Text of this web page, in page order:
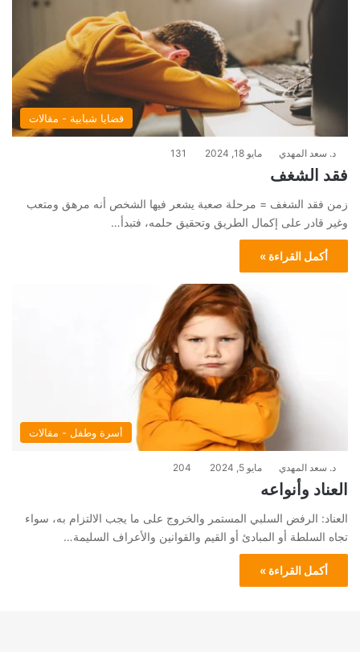
قضايا شبابية - مقالات
د. سعد المهدي مايو 18, 2024 131
فقد الشغف
زمن فقد الشغف = مرحلة صعبة يشعر فيها الشخص أنه مرهق ومتعب
وغير قادر على إكمال الطريق وتحقيق حلمه، فتبدأ…
أكمل القراءة »
أسرة وطفل - مقالات
د. سعد المهدي مايو 5, 2024 204
العناد وأنواعه
العناد: الرفض السلبي المستمر والخروج على ما يجب الالتزام به، سواء
تجاه السلطة أو المبادئ أو القيم والقوانين والأعراف السليمة…
أكمل القراءة »